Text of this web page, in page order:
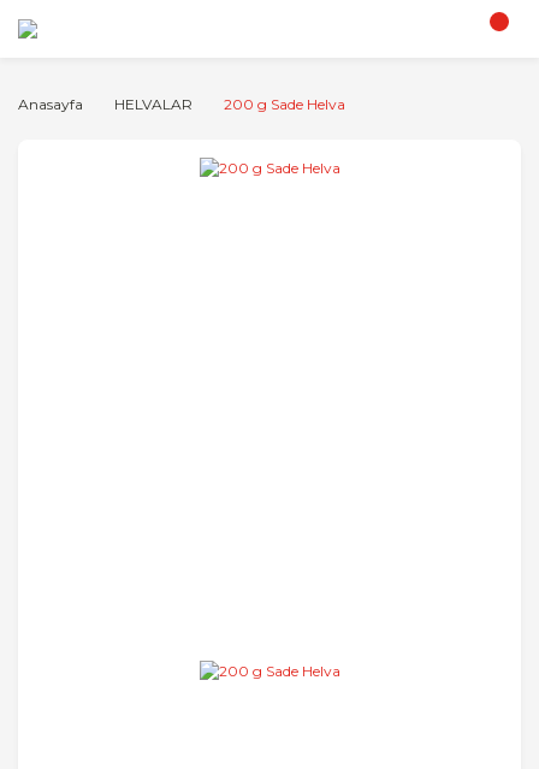
Anasayfa HELVALAR 200 g Sade Helva